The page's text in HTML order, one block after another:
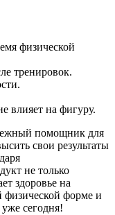
физической
тренировок.
влияет на фигуру.
помощник для
свои результаты
не только
здоровье на
форме и
сегодня!